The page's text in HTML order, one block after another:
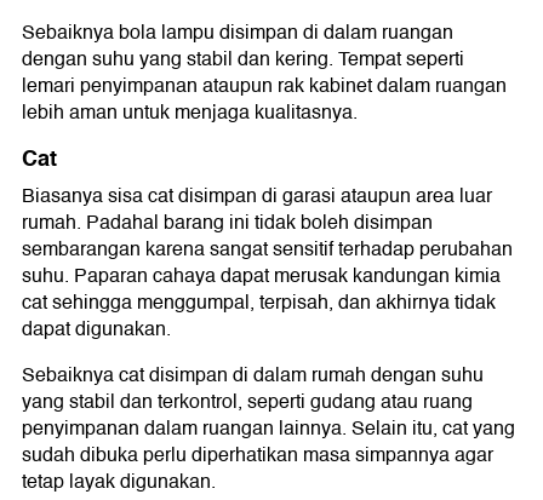
Sebaiknya bola lampu disimpan di dalam ruangan
dengan suhu yang stabil dan kering. Tempat seperti
lemari penyimpanan ataupun rak kabinet dalam ruangan
lebih aman untuk menjaga kualitasnya.
Cat
Biasanya sisa cat disimpan di garasi ataupun area luar
rumah. Padahal barang ini tidak boleh disimpan
sembarangan karena sangat sensitif terhadap perubahan
suhu. Paparan cahaya dapat merusak kandungan kimia
cat sehingga menggumpal, terpisah, dan akhirnya tidak
dapat digunakan.
Sebaiknya cat disimpan di dalam rumah dengan suhu
yang stabil dan terkontrol, seperti gudang atau ruang
penyimpanan dalam ruangan lainnya. Selain itu, cat yang
sudah dibuka perlu diperhatikan masa simpannya agar
tetap layak digunakan.